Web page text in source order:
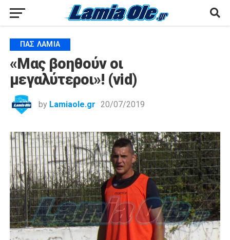
ΠΑΣ ΛΑΜΊΑ
«Μας βοηθούν οι
μεγαλύτεροι»! (vid)
by Lamiaole.gr 20/07/2019